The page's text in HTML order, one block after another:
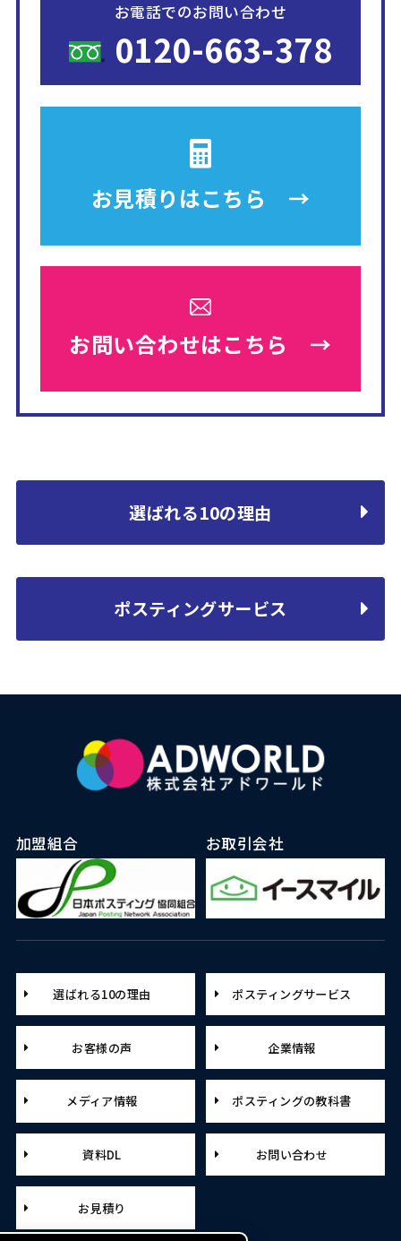
お電話でのお問い合わせ
0120-663-378
お見積りはこちら →
お問い合わせはこちら →
選ばれる10の理由
ポスティングサービス
加盟組合 お取引会社
選ばれる10の理由 ポスティングサービス
お客様の声 企業情報
メディア情報 ポスティングの教科書
資料DL お問い合わせ
お見積り